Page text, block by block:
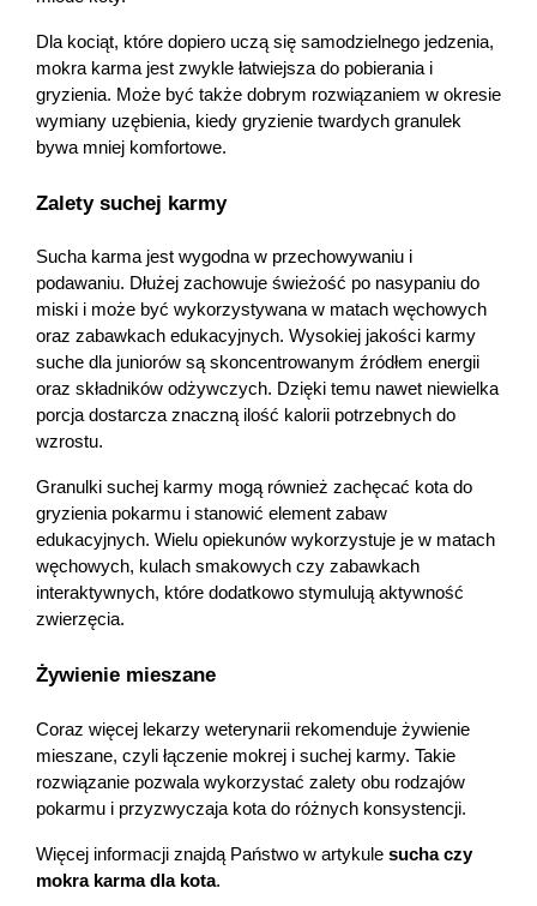
Dla kociąt, które dopiero uczą się samodzielnego jedzenia,
mokra karma jest zwykle łatwiejsza do pobierania i
gryzienia. Może być także dobrym rozwiązaniem w okresie
wymiany uzębienia, kiedy gryzienie twardych granulek
bywa mniej komfortowe.
Zalety suchej karmy
Sucha karma jest wygodna w przechowywaniu i
podawaniu. Dłużej zachowuje świeżość po nasypaniu do
miski i może być wykorzystywana w matach węchowych
oraz zabawkach edukacyjnych. Wysokiej jakości karmy
suche dla juniorów są skoncentrowanym źródłem energii
oraz składników odżywczych. Dzięki temu nawet niewielka
porcja dostarcza znaczną ilość kalorii potrzebnych do
wzrostu.
Granulki suchej karmy mogą również zachęcać kota do
gryzienia pokarmu i stanowić element zabaw
edukacyjnych. Wielu opiekunów wykorzystuje je w matach
węchowych, kulach smakowych czy zabawkach
interaktywnych, które dodatkowo stymulują aktywność
zwierzęcia.
Żywienie mieszane
Coraz więcej lekarzy weterynarii rekomenduje żywienie
mieszane, czyli łączenie mokrej i suchej karmy. Takie
rozwiązanie pozwala wykorzystać zalety obu rodzajów
pokarmu i przyzwyczaja kota do różnych konsystencji.
Więcej informacji znajdą Państwo w artykule sucha czy
mokra karma dla kota.